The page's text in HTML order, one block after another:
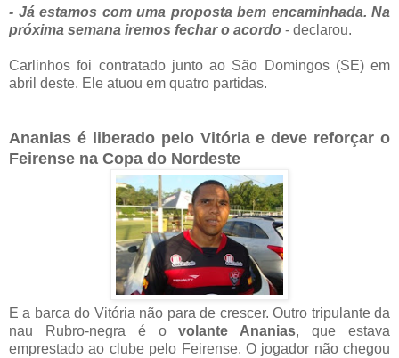
- Já estamos com uma proposta bem encaminhada. Na
próxima semana iremos fechar o acordo - declarou.
Carlinhos foi contratado junto ao São Domingos (SE) em
abril deste. Ele atuou em quatro partidas.
Ananias é liberado pelo Vitória e deve reforçar o
Feirense na Copa do Nordeste
E a barca do Vitória não para de crescer. Outro tripulante da
nau Rubro-negra é ovolante Ananias, que estava
emprestado ao clube pelo Feirense. O jogador não chegou